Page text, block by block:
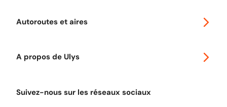
Autoroutes et aires
A propos de Ulys
Suivez-nous sur les réseaux sociaux